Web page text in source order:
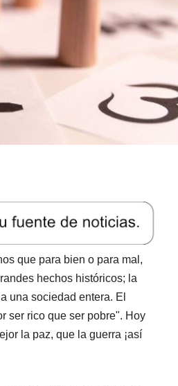
que para bien o para mal,
hechos históricos; la
una sociedad entera. El
ser rico que ser pobre". Hoy
la paz, que la guerra ¡así